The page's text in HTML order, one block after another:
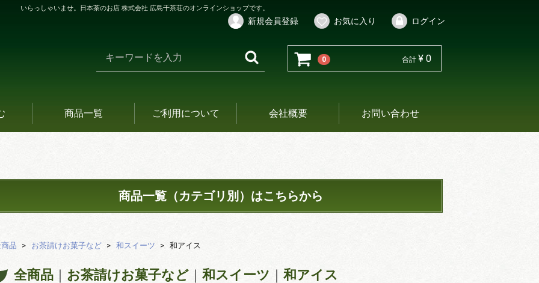
いらっしゃいませ。日本茶のお店 株式会社 広島千茶荘のオンラインショップです。
0 合計 ¥ 0
新規会員登録 お気に入り ログイン
商品一覧 ご利用について 会社概要 お問い合わせ
商品一覧（カテゴリ別）はこちらから
品 お茶請けお菓子など 和スイーツ 和アイス
全商品 お茶請けお菓子など 和スイーツ 和アイス